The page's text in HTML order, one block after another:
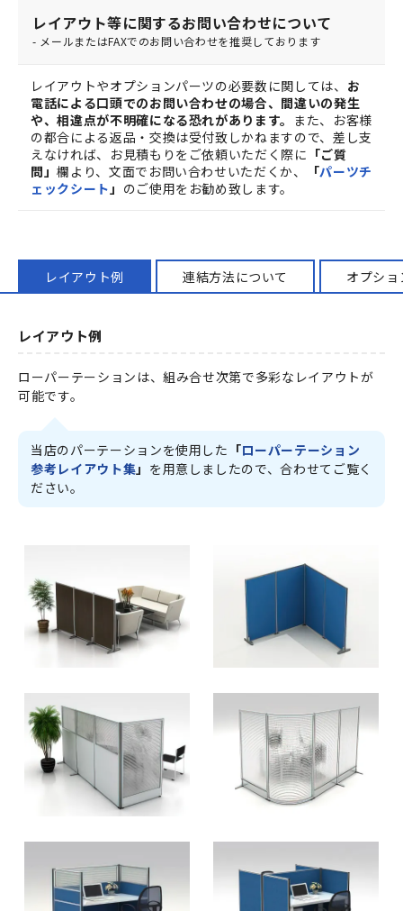
レイアウト等に関するお問い合わせについて
- メールまたはFAXでのお問い合わせを推奨しております
レイアウトやオプションパーツの必要数に関しては、 お
電話による口頭でのお問い合わせの場合、間違いの発生
や、相違点が不明確になる恐れがあります。 また、お客様
の都合による返品・交換は受付致しかねますので、差し支
えなければ、お見積もりをご依頼いただく際に 「ご質
問」欄より、文面でお問い合わせいただくか、 「パーツチ
ェックシート」 のご使用をお勧め致します。
レイアウト例 連結方法について オプシ
レイアウト例
ローパーテーションは、組み合せ次第で多彩なレイアウトが
可能です。
当店のパーテーションを使用した 「ローパーテーション
参考レイアウト集」 を用意しましたので、合わせてご覧く
ださい。